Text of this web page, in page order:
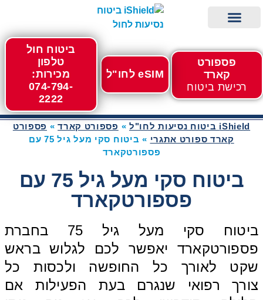
פספורט
קארד
רכישת ביטוח
eSIM לחו"ל
ביטוח חול
טלפון
מכירות:
074-794-
2222
iShield ביטוח נסיעות לחו"ל » פספורט קארד» פספורט
קארד ספורט אתגרי »
ביטוח סקי מעל גיל 75 עם
פספורטקארד
ביטוח סקי מעל גיל 75 עם
פספורטקארד
ביטוח סקי מעל גיל 75 בחברת
פספורטקארד יאפשר לכם לגלוש בראש
שקט לאורך כל החופשה ולכסות כל
צורך רפואי שנגרם בעת הפעילות אם